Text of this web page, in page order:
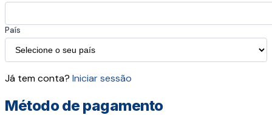
País
Já tem conta? Iniciar sessão
Método de pagamento